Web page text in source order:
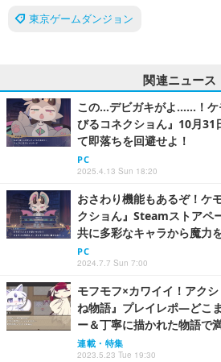
東京ゲームダンジョン
関連ニュース
この…デビガキがよ……！ケ
びるコネクショん』10月
て即落ちを回避せよ！
PC
2025.4.13 Sun 18:20
おさわり機能もあるぞ！ケ
クショん』Steamストアペ
共に多彩なキャラから魔力
PC
2024.7.7 Sun 7:00
モフモフ×カワイイ！アク
ね物語』プレイレポ―どこ
ー＆丁寧に描かれた物語で
連載・特集
2023.5.23 Tue 19:30